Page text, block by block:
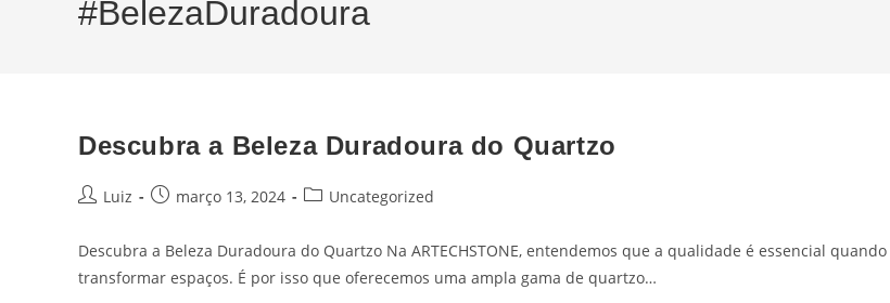
#BelezaDuradoura
Descubra a Beleza Duradoura do Quartzo
Luiz março 13, 2024 Uncategorized
Descubra a Beleza Duradoura do Quartzo Na ARTECHSTONE, entendemos que a qualidade é essencial
transformar espaços. É por isso que oferecemos uma ampla gama de quartzo…